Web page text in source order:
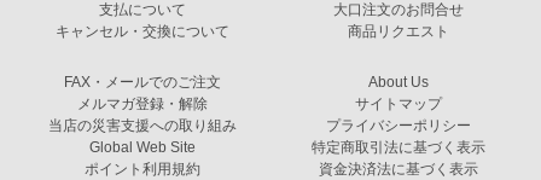
支払について
キャンセル・交換について
大口注文のお問合せ
商品リクエスト
FAX・メールでのご注文
メルマガ登録・解除
当店の災害支援への取り組み
Global Web Site
ポイント利用規約
About Us
サイトマップ
プライバシーポリシー
特定商取引法に基づく表示
資金決済法に基づく表示